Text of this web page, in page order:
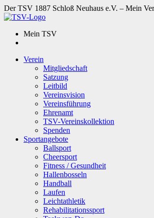
Der TSV 1887 Schloß Neuhaus e.V. – Mein
Mein TSV
Verein
Mitgliedschaft
Satzung
Leitbild
Vereinsvision
Vereinsführung
Ehrenamt
TSV-Vereinskollektion
Spenden
Sportangebote
Ballsport
Cheersport
Fitness / Gesundheit
Hallenbosseln
Handball
Laufen
Leichtathletik
Rehabilitationssport